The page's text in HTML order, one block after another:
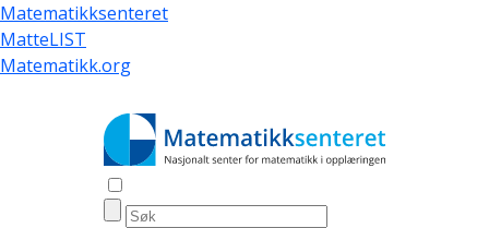
Hopp
til
hovedinnhold
Matematikksenteret
MatteLIST
Matematikk.org